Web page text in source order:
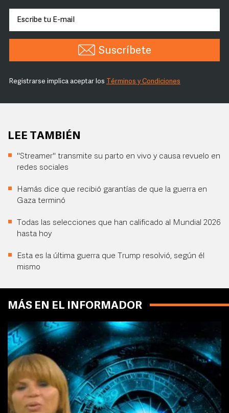
Suscríbete
Registrarse implica aceptar los Términos y Condiciones
LEE TAMBIÉN
"Streamer" transmite su parto en vivo y causa revuelo en
redes sociales
Hamás dice que recibió garantías de que la guerra en
Gaza terminó
Todas las selecciones que han calificado al Mundial 2026
hasta hoy
Esta es la última guerra que Trump resolvió, según él
mismo
MÁS EN EL INFORMADOR